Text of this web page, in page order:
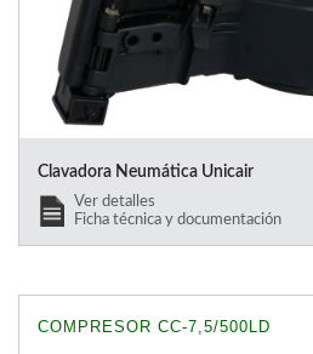
Clavadora Neumática Unicair
Ver detalles
Ficha técnica y documentación
COMPRESOR CC-7,5/500LD